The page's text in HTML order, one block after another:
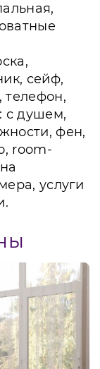
сейф,
телефон,
с душем,
фен,
room-
услуги